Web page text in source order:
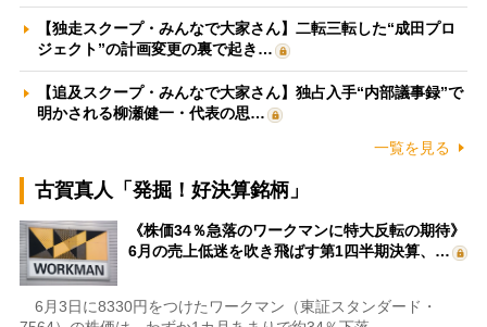
【独走スクープ・みんなで大家さん】二転三転した“成田プロ
ジェクト”の計画変更の裏で起き…
【追及スクープ・みんなで大家さん】独占入手“内部議事録”で
明かされる柳瀬健一・代表の思…
一覧を見る
古賀真人「発掘！好決算銘柄」
《株価34％急落のワークマンに特大反転の期待》
6月の売上低迷を吹き飛ばす第1四半期決算、…
6月3日に8330円をつけたワークマン（東証スタンダード・